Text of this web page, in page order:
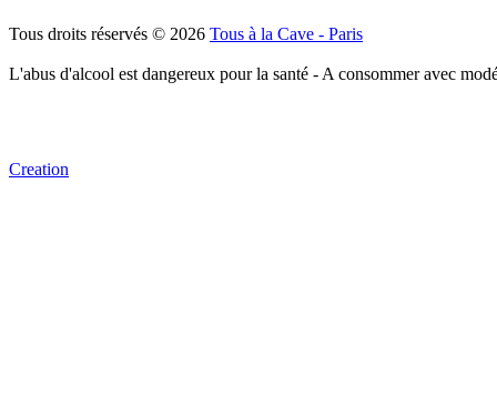
Tous droits réservés © 2026 Tous à la Cave - Paris
L'abus d'alcool est dangereux pour la santé - A consommer avec
Creation